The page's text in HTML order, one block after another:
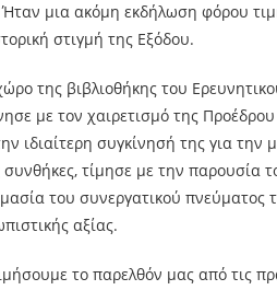
μια ακόμη εκδήλωση φόρου
στιγμή της Εξόδου.
της βιβλιοθήκης του
με τον χαιρετισμό της
ιδιαίτερη συγκίνησή της για την
συνθήκες, τίμησε με την παρουσία
του συνεργατικού πνεύματος
αξίας.
το παρελθόν μας από τις